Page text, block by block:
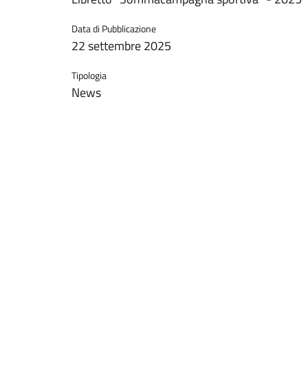
Data di Pubblicazione
22 settembre 2025
Tipologia
News